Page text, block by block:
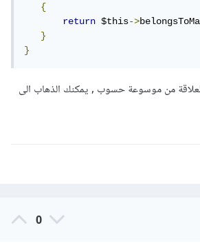
{
return $this->
}
}
من موسوعة حسوب , يمكنك الذهاب الى
0